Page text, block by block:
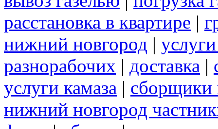
расстановка в квартире |
нижний новгород |
разнорабочих | доставка |
услуги камаза | сборщики
нижний новгород